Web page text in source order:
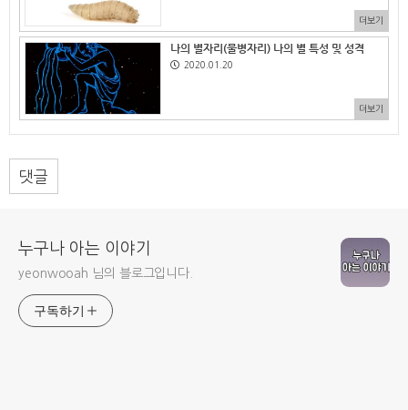
더보기
나의 별자리(물병자리) 나의 별 특성 및 성격
2020.01.20
더보기
댓글
누구나 아는 이야기
yeonwooah 님의 블로그입니다.
구독하기